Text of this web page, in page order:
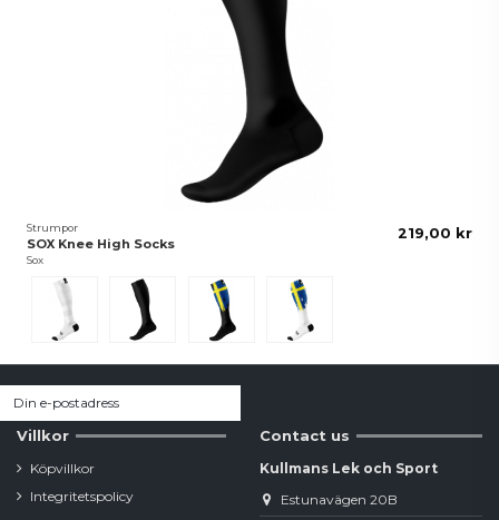
Strumpor
SOX Knee High Socks
Sox
Vit Svart Sverige/SvartSverige/Vit
219,00 kr
Villkor
Köpvillkor
Integritetspolicy
Contact us
Kullmans Lek och Sport
Estunavägen 20B